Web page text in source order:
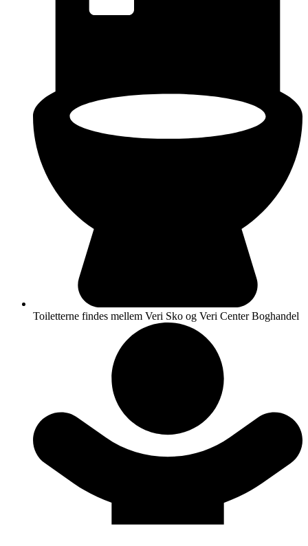
Toiletterne findes mellem Veri Sko og Veri Center Boghandel